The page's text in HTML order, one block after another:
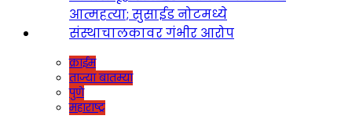
क्राईम
ताज्या बातम्या
पुणे
महाराष्ट्र